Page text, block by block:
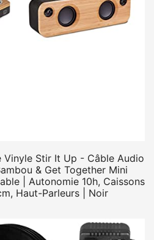
Vinyle Stir It Up - Câble Audio
& Get Together Mini
| Autonomie 10h, Caissons
Haut-Parleurs | Noir